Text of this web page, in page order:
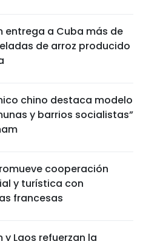
entrega a Cuba más de
de arroz producido
chino destaca modelo
y barrios socialistas”
cooperación
y turística con
francesas
y Laos refuerzan la